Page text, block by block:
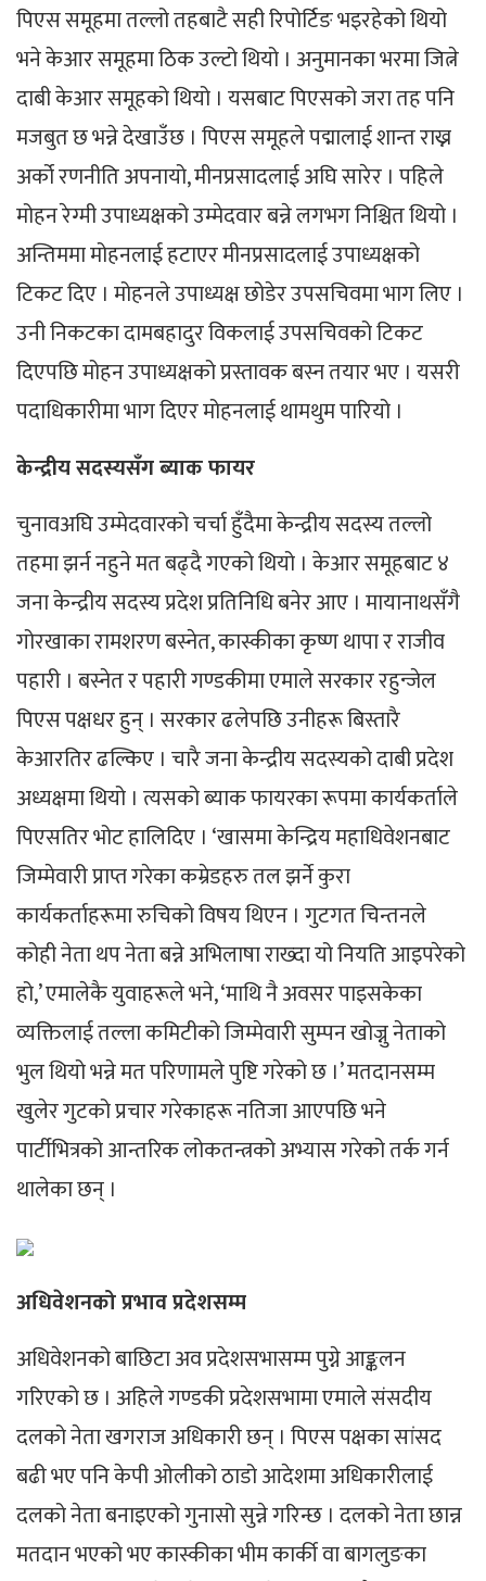
पिएस समूहमा तल्लो तहबाटै सही रिपोर्टिङ भइरहेको थियो
भने केआर समूहमा ठिक उल्टो थियो । अनुमानका भरमा जित्ने
दाबी केआर समूहको थियो । यसबाट पिएसको जरा तह पनि
मजबुत छ भन्ने देखाउँछ । पिएस समूहले पद्मालाई शान्त राख्न
अर्को रणनीति अपनायो, मीनप्रसादलाई अघि सारेर । पहिले
मोहन रेग्मी उपाध्यक्षको उम्मेदवार बन्ने लगभग निश्चित थियो ।
अन्तिममा मोहनलाई हटाएर मीनप्रसादलाई उपाध्यक्षको
टिकट दिए । मोहनले उपाध्यक्ष छोडेर उपसचिवमा भाग लिए ।
उनी निकटका दामबहादुर विकलाई उपसचिवको टिकट
दिएपछि मोहन उपाध्यक्षको प्रस्तावक बस्न तयार भए । यसरी
पदाधिकारीमा भाग दिएर मोहनलाई थामथुम पारियो ।
केन्द्रीय सदस्यसँग ब्याक फायर
चुनावअघि उम्मेदवारको चर्चा हुँदैमा केन्द्रीय सदस्य तल्लो
तहमा झर्न नहुने मत बढ्दै गएको थियो । केआर समूहबाट ४
जना केन्द्रीय सदस्य प्रदेश प्रतिनिधि बनेर आए । मायानाथसँगै
गोरखाका रामशरण बस्नेत, कास्कीका कृष्ण थापा र राजीव
पहारी । बस्नेत र पहारी गण्डकीमा एमाले सरकार रहुन्जेल
पिएस पक्षधर हुन् । सरकार ढलेपछि उनीहरू बिस्तारै
केआरतिर ढल्किए । चारै जना केन्द्रीय सदस्यको दाबी प्रदेश
अध्यक्षमा थियो । त्यसको ब्याक फायरका रूपमा कार्यकर्ताले
पिएसतिर भोट हालिदिए । ‘खासमा केन्द्रिय महाधिवेशनबाट
जिम्मेवारी प्राप्त गरेका कम्रेडहरु तल झर्ने कुरा
कार्यकर्ताहरूमा रुचिको विषय थिएन । गुटगत चिन्तनले
कोही नेता थप नेता बन्ने अभिलाषा राख्दा यो नियति आइपरेको
हो,’ एमालेकै युवाहरूले भने, ‘माथि नै अवसर पाइसकेका
व्यक्तिलाई तल्ला कमिटीको जिम्मेवारी सुम्पन खोज्नु नेताको
भुल थियो भन्ने मत परिणामले पुष्टि गरेको छ ।’ मतदानसम्म
खुलेर गुटको प्रचार गरेकाहरू नतिजा आएपछि भने
पार्टीभित्रको आन्तरिक लोकतन्त्रको अभ्यास गरेको तर्क गर्न
थालेका छन् ।
अधिवेशनको प्रभाव प्रदेशसम्म
अधिवेशनको बाछिटा अव प्रदेशसभासम्म पुग्ने आङ्कलन
गरिएको छ । अहिले गण्डकी प्रदेशसभामा एमाले संसदीय
दलको नेता खगराज अधिकारी छन् । पिएस पक्षका सांसद
बढी भए पनि केपी ओलीको ठाडो आदेशमा अधिकारीलाई
दलको नेता बनाइएको गुनासो सुन्ने गरिन्छ । दलको नेता छान्न
मतदान भएको भए कास्कीका भीम कार्की वा बागलुङका